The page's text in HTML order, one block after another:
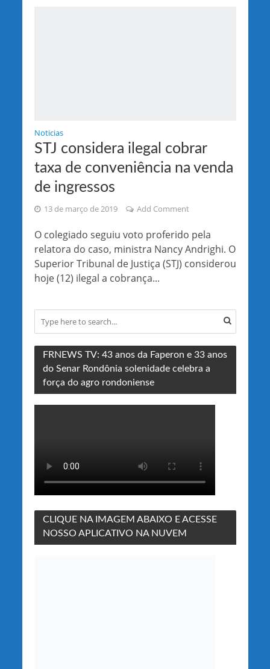
Noticias
STJ considera ilegal cobrar
taxa de conveniência na venda
de ingressos
13 de março de 2019 Add Comment
O colegiado seguiu voto proferido pela
relatora do caso, ministra Nancy Andrighi. O
Superior Tribunal de Justiça (STJ) considerou
hoje (12) ilegal a cobrança...
FRNEWS TV: 43 anos da Faperon e 33 anos
do Senar Rondônia solenidade celebra a
força do agro rondoniense
CLIQUE NA IMAGEM ABAIXO E ACESSE
NOSSO APLICATIVO NA NUVEM